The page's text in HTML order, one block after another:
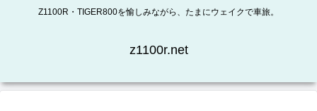
Z1100R・TIGER800を愉しみながら、たまにウェイクで車旅。
z1100r.net